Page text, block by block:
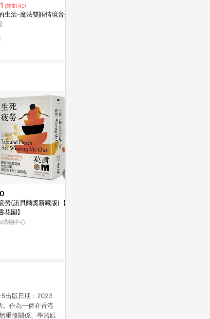
(降$149)
生活-魔法雙語情境音效書
勞(諾貝爾獎新藏版)【城
花園】
購物中心
出版日期：2023
。作為一個在香港
重修關係、學習跟